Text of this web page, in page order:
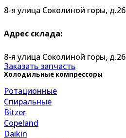
8-я улица Соколиной горы, д.26
Адрес склада:
8-я улица Соколиной горы, д.26
Заказать запчасть
Холодильные компрессоры
Ротационные
Спиральные
Bitzer
Copeland
Daikin